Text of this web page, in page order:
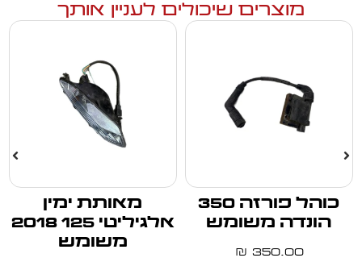
מוצרים שיכולים לעניין אותך
כוהל פורזה 350
הונדה משומש
350.00
₪
מאותת ימין
אלגיליטי 125 2018
משומש